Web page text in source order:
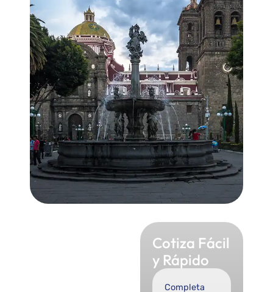
Cotiza Fácil
y Rápido
Completa